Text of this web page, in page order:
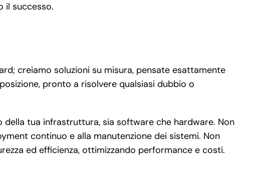
il successo.
creiamo soluzioni su misura, pensate esattamente
pronto a risolvere qualsiasi dubbio o
tua infrastruttura, sia software che hardware. Non
continuo e alla manutenzione dei sistemi. Non
ed efficienza, ottimizzando performance e costi.